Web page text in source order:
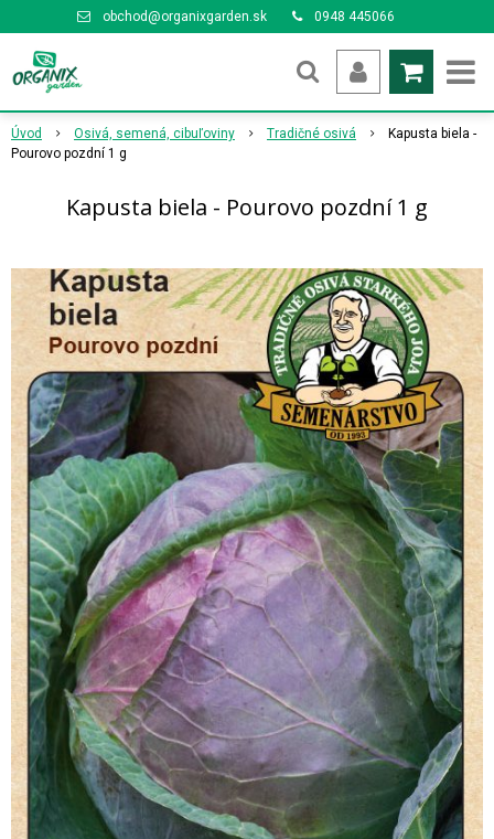
obchod@organixgarden.sk 0948 445066
Úvod Osivá, semená, cibuľoviny Tradičné osivá
Kapusta biela -
Pourovo pozdní 1 g
Kapusta biela - Pourovo pozdní 1 g